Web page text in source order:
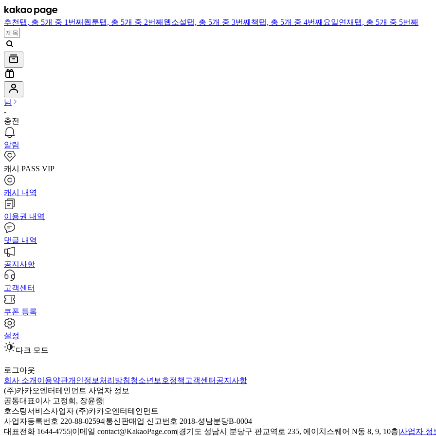
추천 탭, 총 5개 중 1번째 웹툰탭, 총 5개 중 2번째 웹소설탭, 총 5개 중 3번째 책탭, 총 5개 중 4번째 요일연재 탭, 총 5개 중 5번째
님
-
충전
알림
캐시 PASS VIP
캐시 내역
이용권 내역
댓글 내역
공지사항
고객센터
쿠폰 등록
설정
다크 모드
로그아웃
회사 소개 이용약관개인정보처리방침청소년보호정책 고객센터 공지사항
(주)카카오엔터테인먼트 사업자 정보
공동대표이사 고정희, 장윤중|
호스팅서비스사업자 (주)카카오엔터테인먼트
사업자등록번호 220-88-02594|통신판매업 신고번호 2018-성남분당B-0004
대표전화 1644-4755|이메일 contact@KakaoPage.com|경기도 성남시 분당구 판교역로 235, 에이치스퀘어 N동 8, 9, 10층|사업자 정